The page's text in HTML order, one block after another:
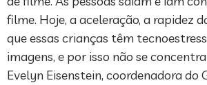
filme. Hoje, a aceleração, a rapidez
que essas crianças têm
imagens, e por isso não se
Evelyn Eisenstein, coordenadora do